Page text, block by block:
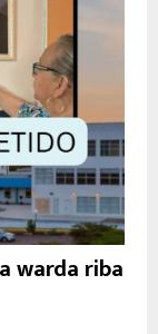
warda riba